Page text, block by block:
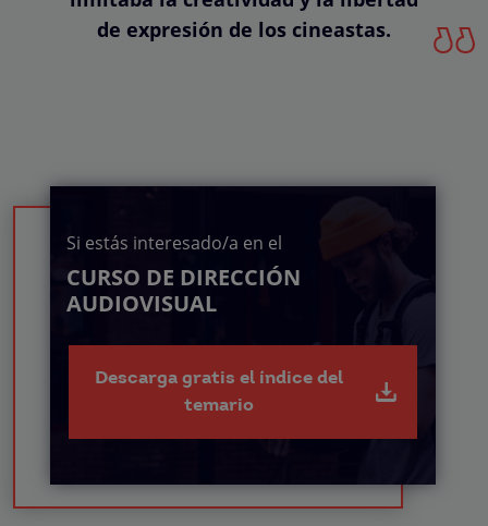
de expresión de los cineastas.
Si estás interesado/a en el
CURSO DE DIRECCIÓN
AUDIOVISUAL
Descarga gratis el índice del
temario